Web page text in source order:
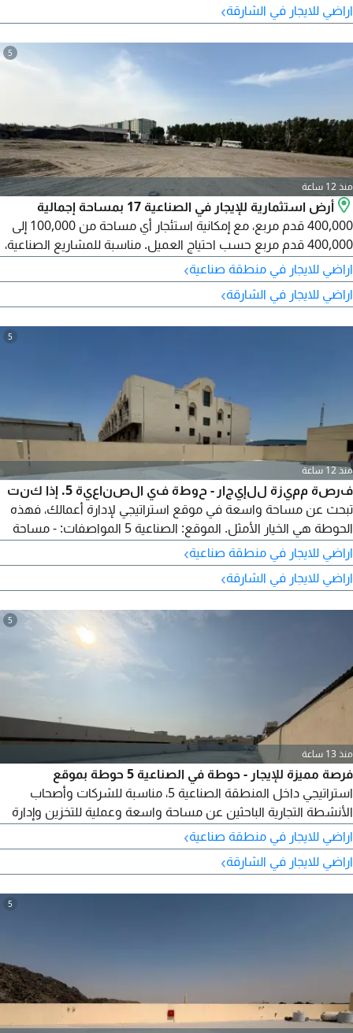
اراضي للايجار في الشارقة›
5
منذ 12 ساعة
أرض استثمارية للإيجار في الصناعية 17 بمساحة إجمالية
400,000 قدم مربع، مع إمكانية استئجار أي مساحة من 100,000 إلى
400,000 قدم مربع حسب احتياج العميل. مناسبة للمشاريع الصناعية،
المخازن، مراكز التوزيع، والخدمات اللوجستية، مع سهولة دخول
الشاحنات وموقع استراتيجي قريب من الطرق الرئيسية. السعر 12
اراضي للايجار في منطقة صناعية›
اراضي للايجار في الشارقة›
5
منذ 12 ساعة
فرصة مميزة للإيجار - حوطة في الصناعية 5. إذا كنت
تبحث عن مساحة واسعة في موقع استراتيجي لإدارة أعمالك، فهذه
الحوطة هي الخيار الأمثل. الموقع: الصناعية 5 المواصفات: - مساحة
10000 قدم - كهرباء 85KW - مناسبة للتخزين والأنشطة التجارية
والصناعية - مساحة واسعة تسهل حركة المعدات والمركبات - موقع
مميز داخل المنطقة الصناعية مع سهولة الوصول إلى الطرق الرئيسية
اراضي للايجار في منطقة صناعية›
اراضي للايجار في الشارقة›
5
منذ 13 ساعة
فرصة مميزة للإيجار - حوطة في الصناعية 5 حوطة بموقع
استراتيجي داخل المنطقة الصناعية 5، مناسبة للشركات وأصحاب
الأنشطة التجارية الباحثين عن مساحة واسعة وعملية للتخزين وإدارة
للاستخدام - مناسبة للتخزين والأنشطة التجارية - مساحة واسعة
اراضي للايجار في منطقة صناعية›
اراضي للايجار في الشارقة›
5